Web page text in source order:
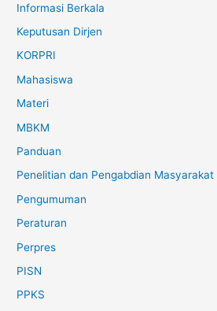
Informasi Berkala
Keputusan Dirjen
KORPRI
Mahasiswa
Materi
MBKM
Panduan
Penelitian dan Pengabdian Masyarakat
Pengumuman
Peraturan
Perpres
PISN
PPKS